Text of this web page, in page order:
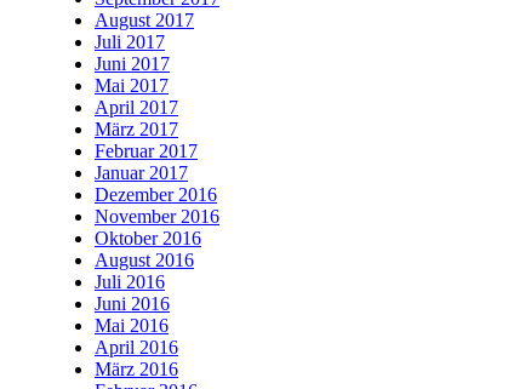
August 2017
Juli 2017
Juni 2017
Mai 2017
April 2017
März 2017
Februar 2017
Januar 2017
Dezember 2016
November 2016
Oktober 2016
August 2016
Juli 2016
Juni 2016
Mai 2016
April 2016
März 2016